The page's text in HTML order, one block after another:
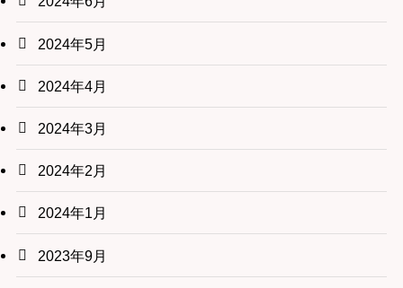
2024年5月
2024年4月
2024年3月
2024年2月
2024年1月
2023年9月